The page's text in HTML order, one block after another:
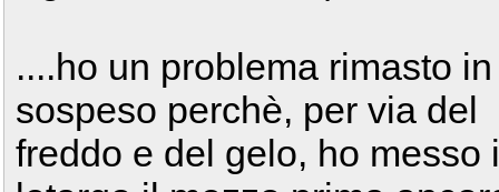
....ho un problema rimasto in
sospeso perchè, per via del
freddo e del gelo, ho messo